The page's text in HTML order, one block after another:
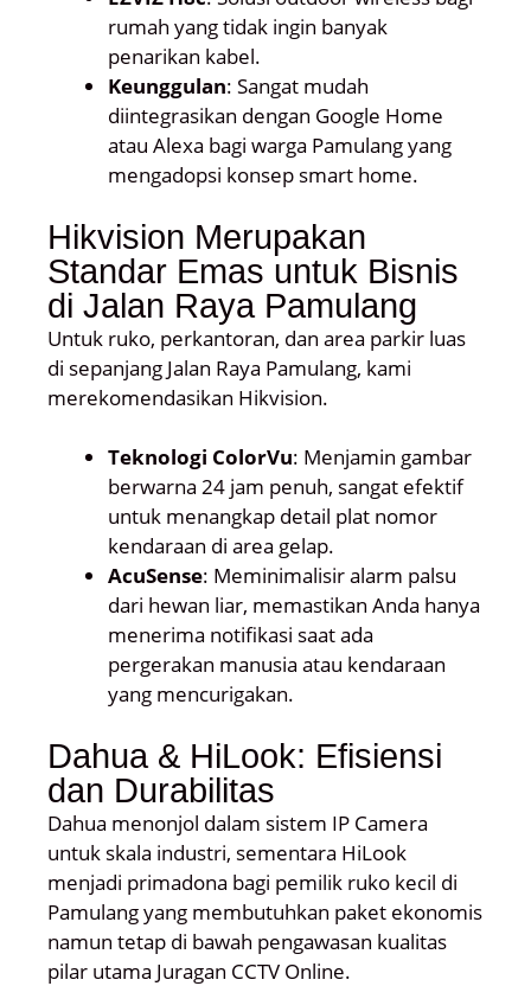
rumah yang tidak ingin banyak
penarikan kabel.
Keunggulan: Sangat mudah
diintegrasikan dengan Google Home
atau Alexa bagi warga Pamulang yang
mengadopsi konsep smart home.
Hikvision Merupakan
Standar Emas untuk Bisnis
di Jalan Raya Pamulang
Untuk ruko, perkantoran, dan area parkir luas
di sepanjang Jalan Raya Pamulang, kami
merekomendasikan Hikvision.
Teknologi ColorVu: Menjamin gambar
berwarna 24 jam penuh, sangat efektif
untuk menangkap detail plat nomor
kendaraan di area gelap.
AcuSense: Meminimalisir alarm palsu
dari hewan liar, memastikan Anda hanya
menerima notifikasi saat ada
pergerakan manusia atau kendaraan
yang mencurigakan.
Dahua & HiLook: Efisiensi
dan Durabilitas
Dahua menonjol dalam sistem IP Camera
untuk skala industri, sementara HiLook
menjadi primadona bagi pemilik ruko kecil di
Pamulang yang membutuhkan paket ekonomis
namun tetap di bawah pengawasan kualitas
pilar utama Juragan CCTV Online.